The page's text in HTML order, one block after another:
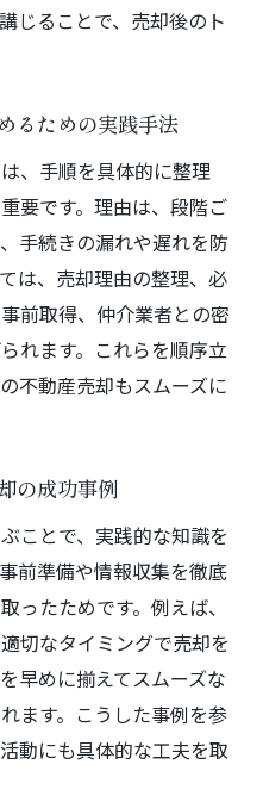
じることで、売却後のト
るための実践手法
、手順を具体的に整理
要です。理由は、段階ご
手続きの漏れや遅れを防
は、売却理由の整理、必
前取得、仲介業者との密
れます。これらを順序立
不動産売却もスムーズに
の成功事例
ことで、実践的な知識を
前準備や情報収集を徹底
ったためです。例えば、
切なタイミングで売却を
早めに揃えてスムーズな
ます。こうした事例を参
動にも具体的な工夫を取